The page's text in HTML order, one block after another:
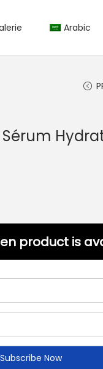
Arabic
product is